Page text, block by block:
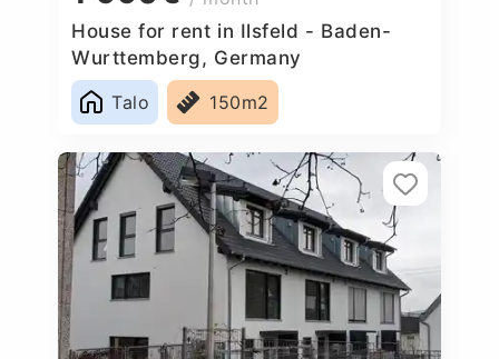
House for rent in Ilsfeld - Baden-
Wurttemberg, Germany
Talo
150m2